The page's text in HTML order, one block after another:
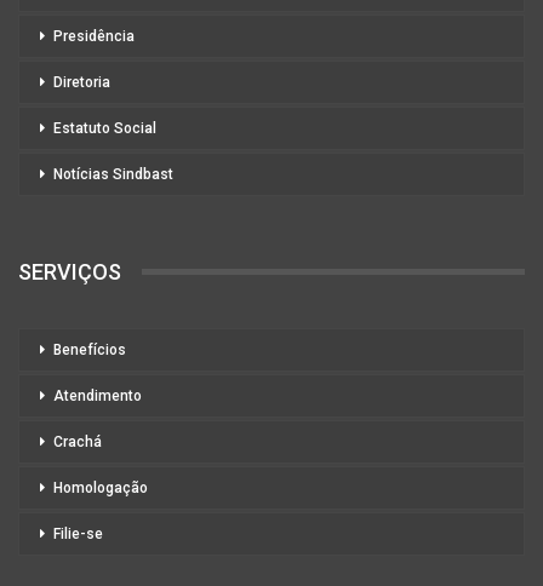
Presidência
Diretoria
Estatuto Social
Notícias Sindbast
SERVIÇOS
Benefícios
Atendimento
Crachá
Homologação
Filie-se